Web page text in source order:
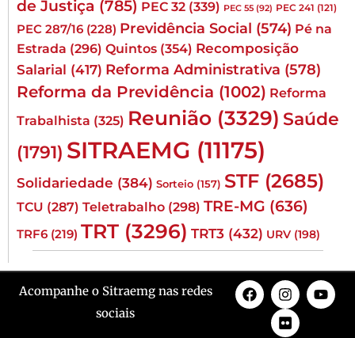
de Justiça (785) PEC 32 (339) PEC 55 (92) PEC 241 (121)
PEC 287/16 (228) Previdência Social (574) Pé na
Estrada (296) Quintos (354) Recomposição
Salarial (417) Reforma Administrativa (578)
Reforma da Previdência (1002) Reforma
Trabalhista (325) Reunião (3329) Saúde
(1791) SITRAEMG (11175)
Solidariedade (384) Sorteio (157) STF (2685)
TCU (287) Teletrabalho (298) TRE-MG (636)
TRF6 (219) TRT (3296) TRT3 (432) URV (198)
Acompanhe o Sitraemg nas redes
sociais